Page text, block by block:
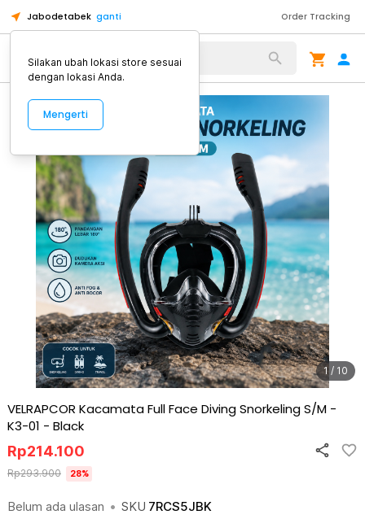
Jabodetabek ganti Order Tracking
Alat Kopi
1 / 10
VELRAPCOR Kacamata Full Face Diving Snorkeling S/M -
K3-01 - Black
Belum ada ulasan • SKU 7RCS5JBK
Rp214.100
Rp293.900 28%
Silakan ubah lokasi store sesuai
dengan lokasi Anda.
Mengerti